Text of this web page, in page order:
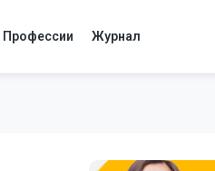
Профессии Журнал